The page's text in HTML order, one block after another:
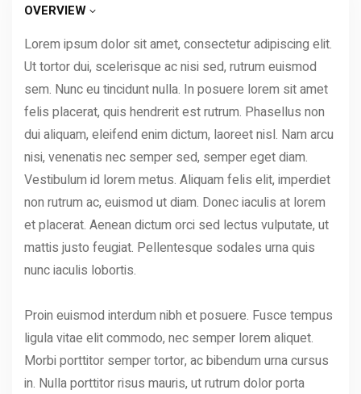
OVERVIEW
Lorem ipsum dolor sit amet, consectetur adipiscing elit.
Ut tortor dui, scelerisque ac nisi sed, rutrum euismod
sem. Nunc eu tincidunt nulla. In posuere lorem sit amet
felis placerat, quis hendrerit est rutrum. Phasellus non
dui aliquam, eleifend enim dictum, laoreet nisl. Nam arcu
nisi, venenatis nec semper sed, semper eget diam.
Vestibulum id lorem metus. Aliquam felis elit, imperdiet
non rutrum ac, euismod ut diam. Donec iaculis at lorem
et placerat. Aenean dictum orci sed lectus vulputate, ut
mattis justo feugiat. Pellentesque sodales urna quis
nunc iaculis lobortis.
Proin euismod interdum nibh et posuere. Fusce tempus
ligula vitae elit commodo, nec semper lorem aliquet.
Morbi porttitor semper tortor, ac bibendum urna cursus
in. Nulla porttitor risus mauris, ut rutrum dolor porta